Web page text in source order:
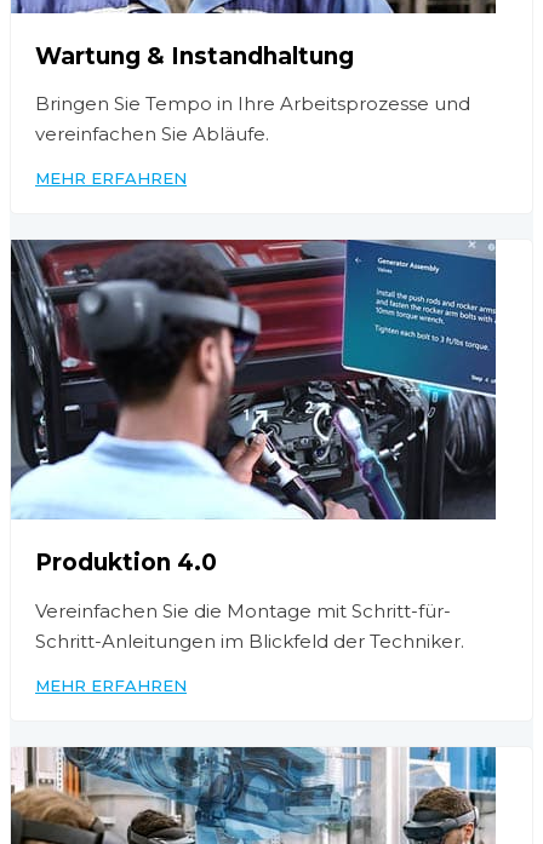
Wartung & Instandhaltung
Bringen Sie Tempo in Ihre Arbeitsprozesse und
vereinfachen Sie Abläufe.
MEHR ERFAHREN
Produktion 4.0
Vereinfachen Sie die Montage mit Schritt-für-
Schritt-Anleitungen im Blickfeld der Techniker.
MEHR ERFAHREN